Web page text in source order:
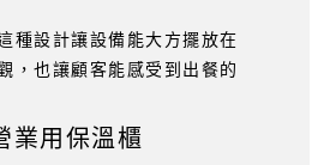
種設計讓設備能大方擺放在
，也讓顧客能感受到出餐的
業用保溫櫃